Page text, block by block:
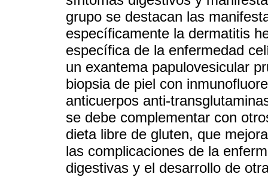
grupo se destacan las
específicamente la dermatitis
específica de la enfermedad
un exantema papulovesicular
biopsia de piel con
anticuerpos anti-
se debe complementar con
dieta libre de gluten, que
las complicaciones de la
digestivas y el desarrollo de